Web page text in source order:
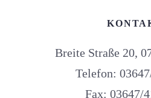
Breite Straße 20,
Telefon:
Fax: 03647/